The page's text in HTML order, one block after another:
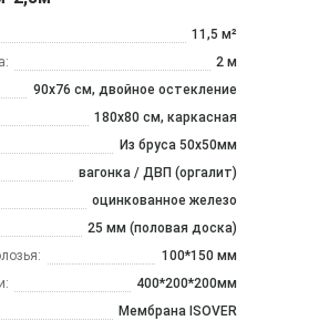
11,5 м²
2 м
90х76 см, двойное остекление
180х80 см, каркасная
Из бруса 50x50мм
вагонка / ДВП (оргалит)
оцинкованное железо
25 мм (половая доска)
100*150 мм
400*200*200мм
Мембрана ISOVER